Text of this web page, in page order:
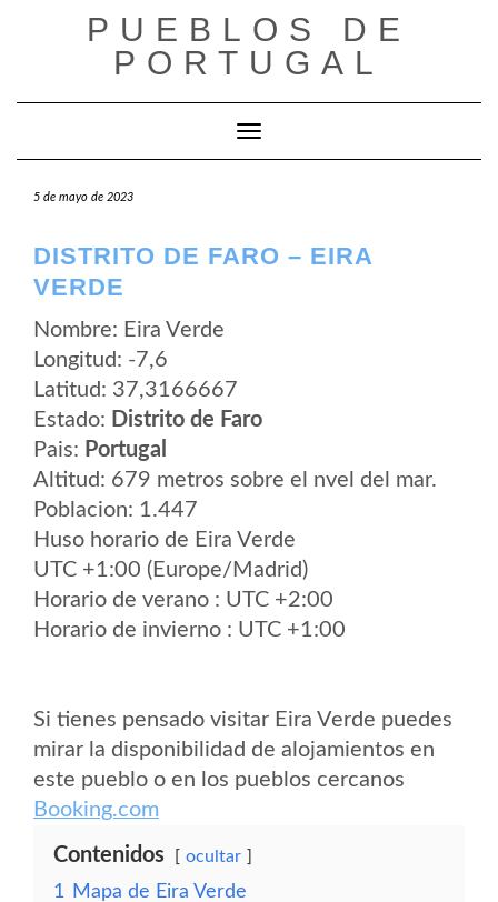
PUEBLOS DE
PORTUGAL
Cambiar modo de navegación
5 de mayo de 2023
DISTRITO DE FARO – EIRA
VERDE
Nombre: Eira Verde
Longitud: -7,6
Latitud: 37,3166667
Estado: Distrito de Faro
Pais: Portugal
Altitud: 679 metros sobre el nvel del mar.
Poblacion: 1.447
Huso horario de Eira Verde
UTC +1:00 (Europe/Madrid)
Horario de verano : UTC +2:00
Horario de invierno : UTC +1:00
Si tienes pensado visitar Eira Verde puedes
mirar la disponibilidad de alojamientos en
este pueblo o en los pueblos cercanos
Booking.com
Contenidos ocultar
1
Mapa de Eira Verde